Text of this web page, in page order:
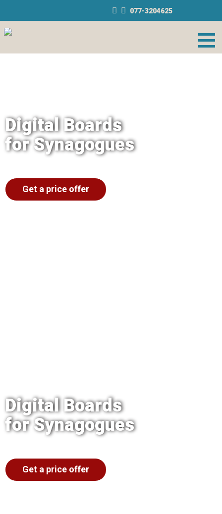
to
content
077-3204625
Digital Boards
for Synagogues
Get a price offer
Digital Boards
for Synagogues
Get a price offer